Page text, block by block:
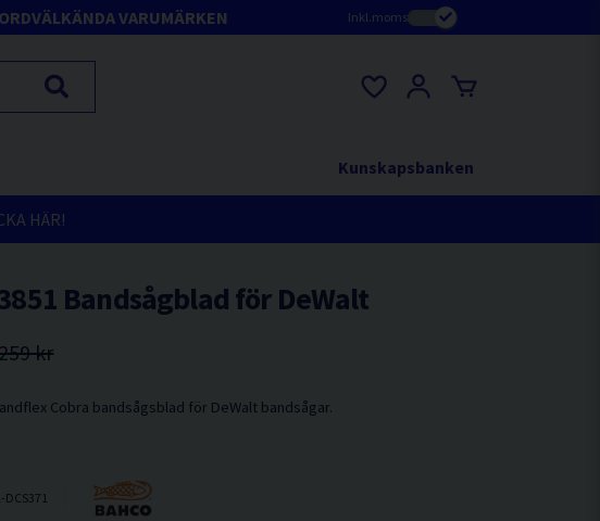
VÄLKÄNDA VARUMÄRKEN Inkl.moms
Kunskapsbanken
HÄR!
Bandsågblad för DeWalt
kr
Cobra bandsågsblad för DeWalt bandsågar.
DCS371